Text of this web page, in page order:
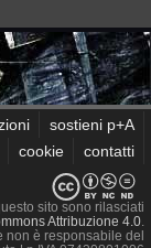
sostieni p+A
cookie contatti
sito sono rilasciati
Attribuzione 4.0.
è responsabile del